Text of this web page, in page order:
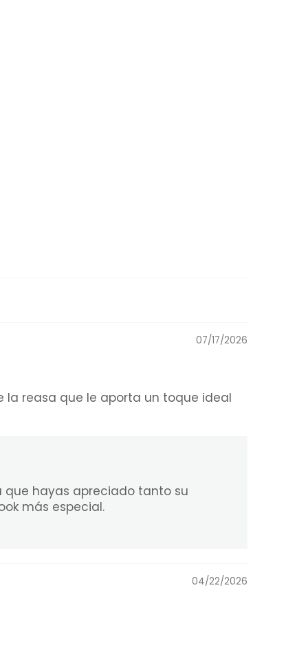
07/17/2026
la reasa que le aporta un toque ideal
que hayas apreciado tanto su
más especial.
04/22/2026